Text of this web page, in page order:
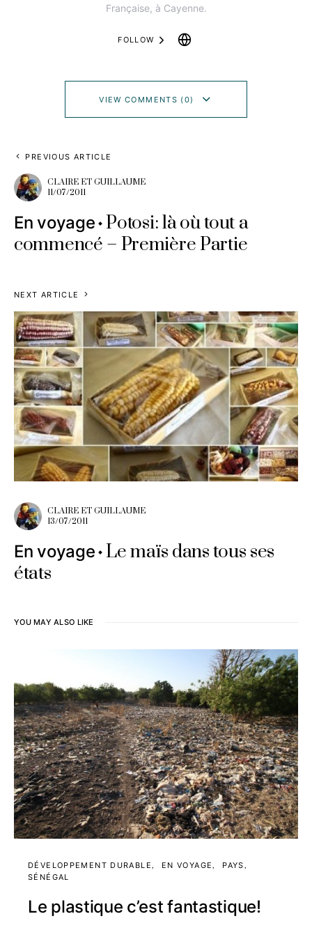
Française, à Cayenne.
FOLLOW
VIEW COMMENTS (0)
PREVIOUS ARTICLE
CLAIRE ET GUILLAUME
11/07/2011
En voyage Potosi: là où tout a
commencé – Première Partie
NEXT ARTICLE
CLAIRE ET GUILLAUME
13/07/2011
En voyage Le maïs dans tous ses
états
YOU MAY ALSO LIKE
DÉVELOPPEMENT DURABLE EN VOYAGE
PAYS
SÉNÉGAL
Le plastique c’est fantastique!